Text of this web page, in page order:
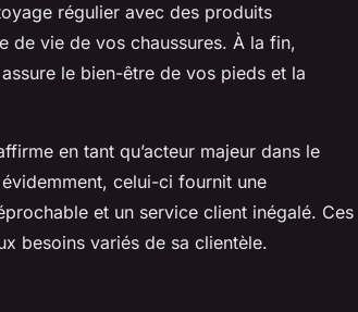
régulier avec des produits
de vie de vos chaussures. À la fin,
le bien-être de vos pieds et la
en tant qu’acteur majeur dans le
celui-ci fournit une
et un service client inégalé. Ces
besoins variés de sa clientèle.